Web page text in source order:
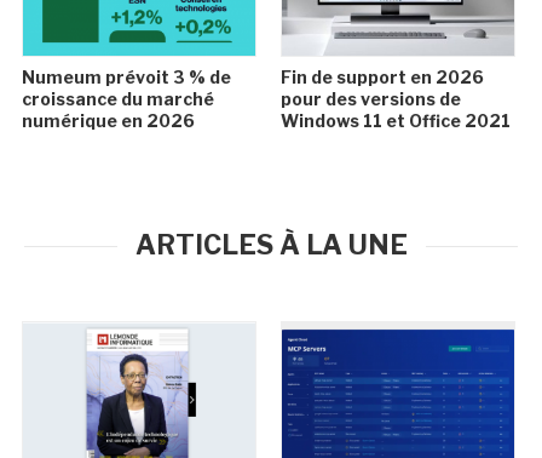
Numeum prévoit 3 % de
croissance du marché
numérique en 2026
Fin de support en 2026
pour des versions de
Windows 11 et Office 2021
ARTICLES À LA UNE